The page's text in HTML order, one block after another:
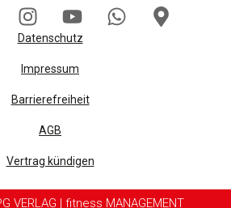
Datenschutz
Impressum
Barrierefreiheit
AGB
Vertrag kündigen
VERLAG | fitness MANAGEMENT